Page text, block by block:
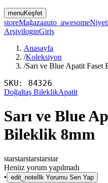
menuKeşfet
storeMağazaauto_awesome
ArşiviloginGiriş
Anasayfa
/Koleksiyon
/Sarı ve Blue Apatit
SKU: 84326
Doğaltaş BileklikApatit
Sarı ve Blue
Bileklik 8mm
starstarstarstarstar
Henüz yorum yapılmadı
• edit_note İlk Yorumu Sen Yap